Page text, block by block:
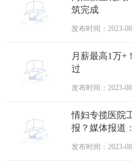
筑完成
发布时间：2023-
月薪最高1万+
过
发布时间：2023-
情妇专揽医院
报？媒体报道
发布时间：2023-